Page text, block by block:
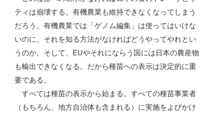
ティは崩壊する。有機農業も維持できなくなってしまう
だろう。有機農業では「ゲノム編集」は使ってはいけな
いのに、それを知る方法がなければどうやってやれとい
うのか。そして、EUやそれにならう国には日本の農産物
も輸出できなくなる。だから種苗への表示は決定的に重
要である。
すべては種苗の表示から始まる。すべての種苗事業者
（もちろん、地方自治体も含まれる）に実施をよびかけ